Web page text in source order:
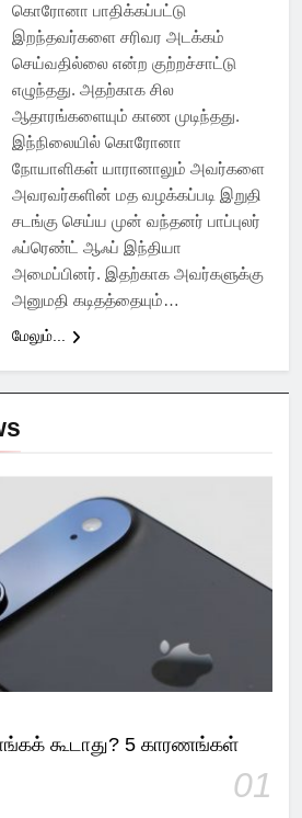
கொரோனா பாதிக்கப்பட்டு
இறந்தவர்களை சரிவர அடக்கம்
செய்வதில்லை என்ற குற்றச்சாட்டு
எழுந்தது. அதற்காக சில
ஆதாரங்களையும் காண முடிந்தது.
இந்நிலையில் கொரோனா
நோயாளிகள் யாரானாலும் அவர்களை
அவரவர்களின் மத வழக்கப்படி இறுதி
சடங்கு செய்ய முன் வந்தனர் பாப்புலர்
ஃப்ரெண்ட் ஆஃப் இந்தியா
அமைப்பினர். இதற்காக அவர்களுக்கு
அனுமதி கடிதத்தையும்…
மேலும்...
கூடாது? 5 காரணங்கள்
01